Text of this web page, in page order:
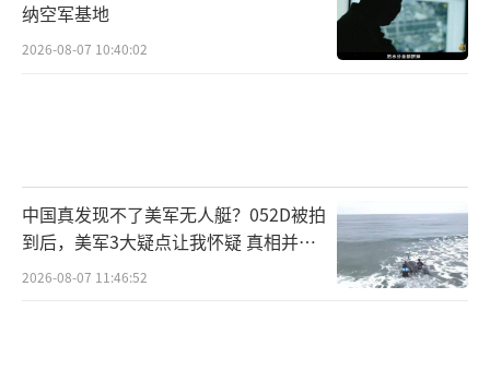
纳空军基地
2026-08-07 10:40:02
中国真发现不了美军无人艇？052D被拍
到后，美军3大疑点让我怀疑 真相并非
如此
2026-08-07 11:46:52